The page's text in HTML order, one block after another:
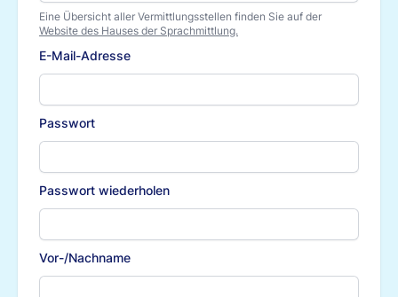
Eine Übersicht aller Vermittlungsstellen finden Sie auf der
Website des Hauses der Sprachmittlung.
E-Mail-Adresse
Passwort
Passwort wiederholen
Vor-/Nachname